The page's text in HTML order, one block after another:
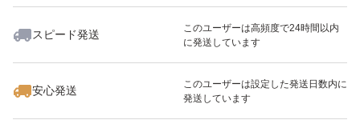
スピード発送
このユーザーは高頻度で24時間以内
に発送しています
安心発送
このユーザーは設定した発送日数内に
発送しています
いいね！
5,500